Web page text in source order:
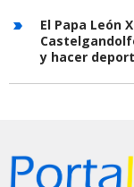
El Papa León
y hacer